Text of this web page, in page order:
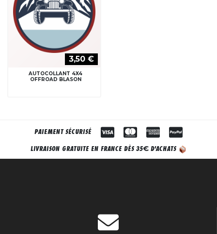
3,50 €
AUTOCOLLANT 4X4
OFFROAD BLASON
PAIEMENT SÉCURISÉ
LIVRAISON GRATUITE EN FRANCE DÈS 35€ D'ACHATS